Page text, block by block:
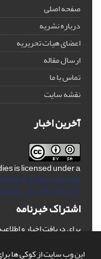
این وب سایت از کوکی ها
صفحه اصلی
درباره نشریه
اعضای هیات تحریریه
ارسال مقاله
تماس با ما
نقشه سایت
آخرین اخبار
is licensed under a
4.0 International
(CC BY-AA 4.0)
اشتراک خبرنامه
برای دریافت اخبار و